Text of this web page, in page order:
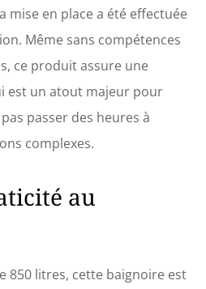
mise en place a été effectuée
Même sans compétences
ce produit assure une
est un atout majeur pour
passer des heures à
complexes.
au
850 litres, cette baignoire est